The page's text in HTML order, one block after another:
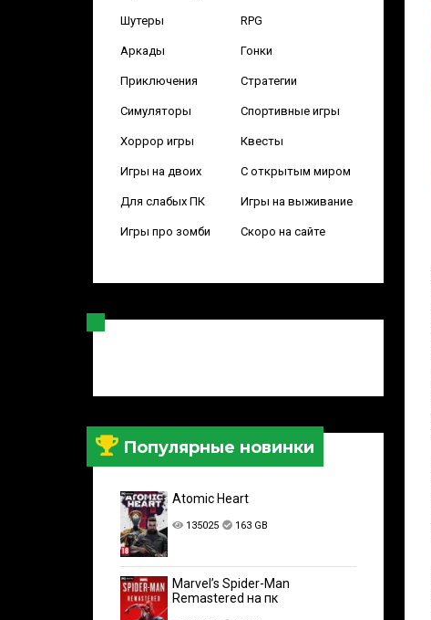
Шутеры RPG
Аркады Гонки
Приключения Стратегии
Симуляторы Спортивные игры
Хоррор игры Квесты
Игры на двоих С открытым миром
Для слабых ПК Игры на выживание
Игры про зомби Скоро на сайте
Популярные новинки
Atomic Heart
135025 163 GB
Marvel’s Spider-Man
Remastered на пк